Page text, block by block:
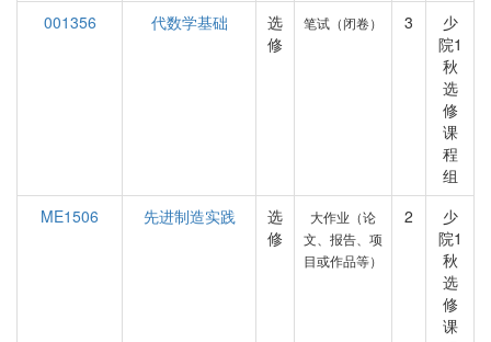
001356
代数学基础
选
修
笔试（闭卷） 3
少
院1
秋
选
修
课
程
组
ME1506
先进制造实践
选
修
大作业（论
文、报告、项
目或作品等）
2
少
院1
秋
选
修
课